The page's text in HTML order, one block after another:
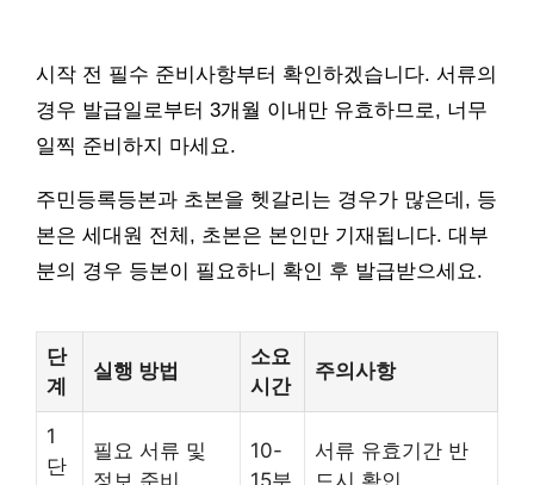
시작 전 필수 준비사항부터 확인하겠습니다. 서류의
경우 발급일로부터 3개월 이내만 유효하므로, 너무
일찍 준비하지 마세요.
주민등록등본과 초본을 헷갈리는 경우가 많은데, 등
본은 세대원 전체, 초본은 본인만 기재됩니다. 대부
분의 경우 등본이 필요하니 확인 후 발급받으세요.
단
계
실행 방법
소요
시간
주의사항
1
단
필요 서류 및
10-
서류 유효기간 반